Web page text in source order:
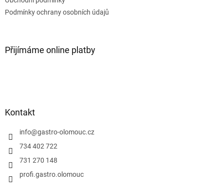
Podmínky ochrany osobních údajů
Přijímáme online platby
Kontakt
info@gastro-olomouc.cz
734 402 722
731 270 148
profi.gastro.olomouc